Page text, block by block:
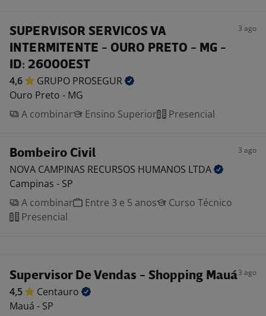
SUPERVISOR SERVICOS VA
INTERMITENTE - OURO PRETO - MG -
ID: 26000EST
3 ago
4,6 GRUPO PROSEGUR
Ouro Preto - MG
A combinar
Ensino Superior Presencial
Bombeiro Civil 3 ago
NOVA CAMPINAS RECURSOS HUMANOS LTDA
Campinas - SP
A combinar
Entre 3 e 5 anos
Curso Técnico
Presencial
Supervisor De Vendas - Shopping Mauá3 ago
4,5
Centauro
Mauá - SP